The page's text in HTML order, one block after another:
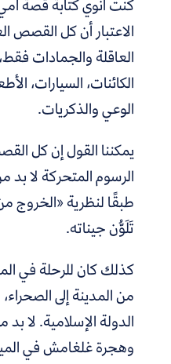
الاعتبار أن كل القصص
العاقلة والجمادات
الكائنات، السيارات،
الوعي والذكريات.
يمكننا القول إن كل
الرسوم المتحركة لا بد
طبقًا لنظرية «الخروج
تَلَوُّن جيناته.
كذلك كان للرحلة في
من المدينة إلى
الدولة الإسلامية. لا
وهجرة غلغامش في